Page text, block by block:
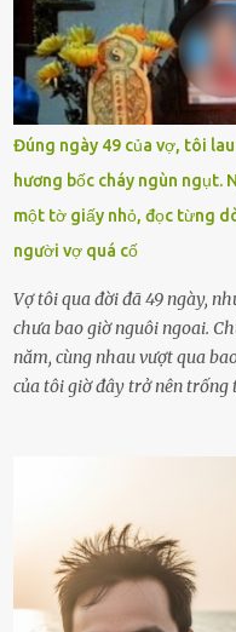
khoản Chu Vinh là của học
của nhà trường. Nam sinh
vòng nguyệt quế cuộc thi
năm thứ 24. Quá trình giáo
nhận thức được nội dung
ngày 1.9 là chưa phù hợp
xin lỗi trên trang Facebook
với cơ quan chức năng. Ảnh:
Đúng ngày 49 của vợ, tôi
hương bốc cháy ngùn ngụt.
một tờ giấy nhỏ, đọc từng
người vợ quá cố
Vợ tôi qua đời đã 49 ngày,
chưa bao giờ nguôi ngoai.
năm, cùng nhau vượt qua
của tôi giờ đây trở nên trống
rơi vào khoảng trống vô
ngồi lặng lẽ nhớ về cô ấy.
chìm đắm trong đau khổ.
thiết đã đến bên, giúp tôi tổ
ngày giỗ đầu tiên của vợ,
mãi.Buổi sáng hôm đó, sau